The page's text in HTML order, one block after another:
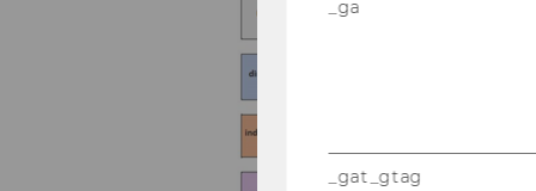
_ga
_gat_gtag